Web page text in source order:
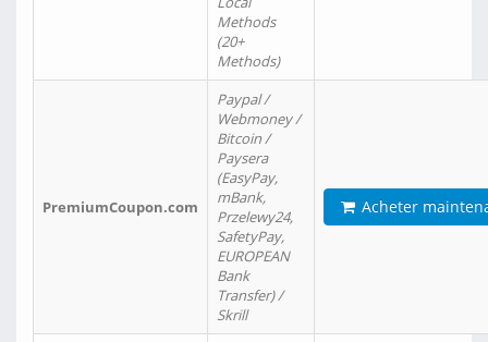
Methods
(20+
Methods)
PremiumCoupon.com
Paypal /
Webmoney /
Bitcoin /
Paysera
(EasyPay,
mBank,
Przelewy24,
SafetyPay,
EUROPEAN
Bank
Transfer) /
Skrill
Acheter